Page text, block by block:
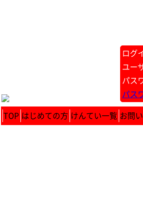
ログ
ユー
パス
パス
TOP はじめての方 けんてい一覧 お問